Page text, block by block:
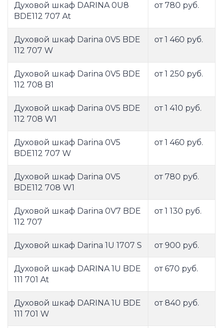
Духовой шкаф DARINA 0U8
BDE112 707 At
от 780 руб.
Духовой шкаф Darina 0V5 BDE
112 707 W
от 1 460 руб.
Духовой шкаф Darina 0V5 BDE
112 708 B1
от 1 250 руб.
Духовой шкаф Darina 0V5 BDE
112 708 W1
от 1 410 руб.
Духовой шкаф Darina 0V5
BDE112 707 W
от 1 460 руб.
Духовой шкаф Darina 0V5
BDE112 708 W1
от 780 руб.
Духовой шкаф Darina 0V7 BDE
112 707
от 1 130 руб.
Духовой шкаф Darina 1U 1707 S от 900 руб.
Духовой шкаф DARINA 1U BDE
111 701 At
от 670 руб.
Духовой шкаф DARINA 1U BDE
111 701 W
от 840 руб.